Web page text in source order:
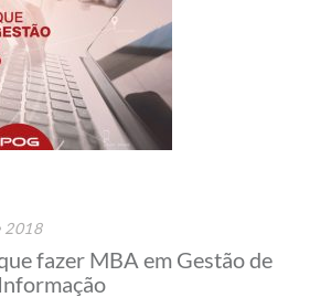
2018
fazer MBA em Gestão de